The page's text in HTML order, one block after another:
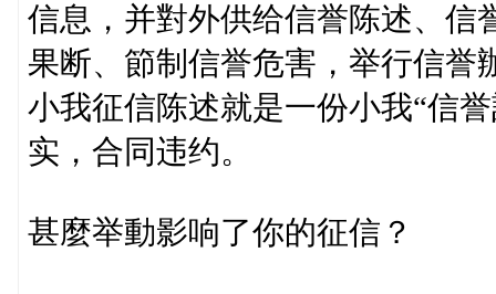
信息，并對外供给信誉陈述、信
果断、節制信誉危害，举行信誉
小我征信陈述就是一份小我“信
实，合同违约。
甚麼举動影响了你的征信？